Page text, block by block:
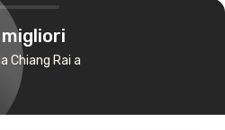
Chiang Rai a